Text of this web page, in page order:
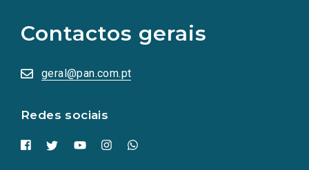
Contactos gerais
geral@pan.com.pt
Redes sociais
redes
sociais
numa
nova